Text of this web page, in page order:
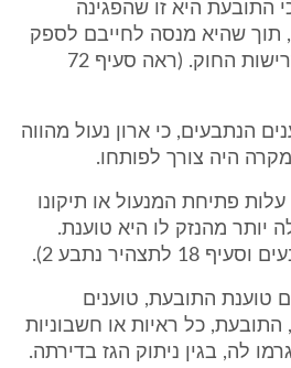
התובעת היא זו שהפגינה
תוך שהיא מנסה לחייבם לספק
גז בניגוד לשיפוטם ולדרישות החוק. (ראה סעיף 72
הנתבעים, כי ארון נעול מהווה
היה צורך לפותחו.
פתיחת המנעול או תיקונו
יותר מהנזק לו היא טוענת.
טוענת התובעת, טוענים
התובעת, כל ראיות או חשבוניות
לה, בגין ניתוק הגז בדירתה.